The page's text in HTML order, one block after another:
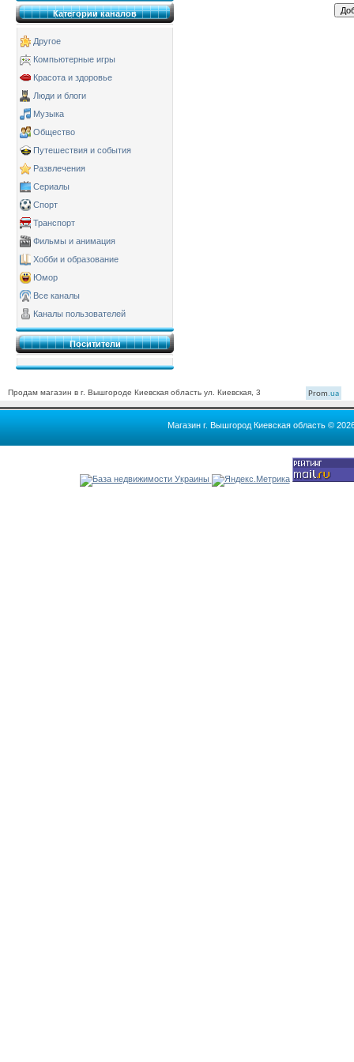
Категории каналов
Другое
Компьютерные игры
Красота и здоровье
Люди и блоги
Музыка
Общество
Путешествия и события
Развлечения
Сериалы
Спорт
Транспорт
Фильмы и анимация
Хобби и образование
Юмор
Все каналы
Каналы пользователей
Поситители
Продам магазин в г. Вышгороде Киевская область ул. Киевская, 3 Prom.ua
Магазин г. Вышгород Киевская область ©